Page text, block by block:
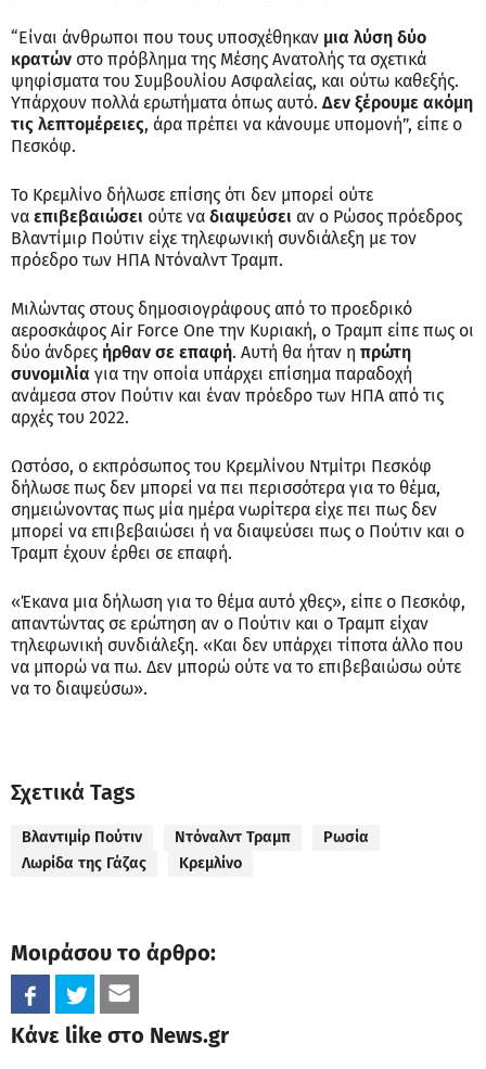
“Είναι άνθρωποι που τους υποσχέθηκαν μια λύση δύο
κρατών στο πρόβλημα της Μέσης Ανατολής τα σχετικά
ψηφίσματα του Συμβουλίου Ασφαλείας, και ούτω καθεξής.
Υπάρχουν πολλά ερωτήματα όπως αυτό. Δεν ξέρουμε ακόμη
τις λεπτομέρειες, άρα πρέπει να κάνουμε υπομονή”, είπε ο
Πεσκόφ.
Το Κρεμλίνο δήλωσε επίσης ότι δεν μπορεί ούτε
να επιβεβαιώσει ούτε να διαψεύσει αν ο Ρώσος πρόεδρος
Βλαντίμιρ Πούτιν είχε τηλεφωνική συνδιάλεξη με τον
πρόεδρο των ΗΠΑ Ντόναλντ Τραμπ.
Μιλώντας στους δημοσιογράφους από το προεδρικό
αεροσκάφος Air Force One την Κυριακή, ο Τραμπ είπε πως οι
δύο άνδρες ήρθαν σε επαφή. Αυτή θα ήταν η πρώτη
συνομιλία για την οποία υπάρχει επίσημα παραδοχή
ανάμεσα στον Πούτιν και έναν πρόεδρο των ΗΠΑ από τις
αρχές του 2022.
Ωστόσο, ο εκπρόσωπος του Κρεμλίνου Ντμίτρι Πεσκόφ
δήλωσε πως δεν μπορεί να πει περισσότερα για το θέμα,
σημειώνοντας πως μία ημέρα νωρίτερα είχε πει πως δεν
μπορεί να επιβεβαιώσει ή να διαψεύσει πως ο Πούτιν και ο
Τραμπ έχουν έρθει σε επαφή.
«Έκανα μια δήλωση για το θέμα αυτό χθες», είπε ο Πεσκόφ,
απαντώντας σε ερώτηση αν ο Πούτιν και ο Τραμπ είχαν
τηλεφωνική συνδιάλεξη. «Και δεν υπάρχει τίποτα άλλο που
να μπορώ να πω. Δεν μπορώ ούτε να το επιβεβαιώσω ούτε
να το διαψεύσω».
Σχετικά Tags
Βλαντιμίρ Πούτιν Ντόναλντ Τραμπ
Ρωσία
Λωρίδα της Γάζας
Κρεμλίνο
Μοιράσου το άρθρο:
Κάνε like στο News.gr